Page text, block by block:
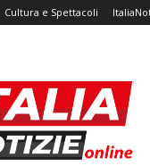
Cultura e Spettacoli